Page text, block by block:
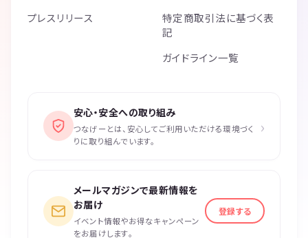
プレスリリース
特定商取引法に基づく表
記
ガイドライン一覧
安心・安全への取り組み
つなげーとは、安心してご利用いただける環境づく
りに取り組んでいます。
›
メールマガジンで最新情報を
お届け
イベント情報やお得なキャンペーン
をお届けします。
登録する